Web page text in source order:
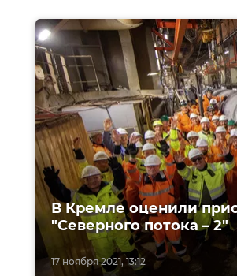
17 ноября 2021, 13:12
В Кремле оценили
"Северного потока – 2"